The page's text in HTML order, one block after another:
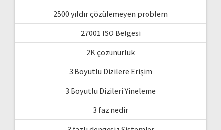
2500 yıldır çözülemeyen problem
27001 ISO Belgesi
2K çözünürlük
3 Boyutlu Dizilere Erişim
3 Boyutlu Dizileri Yineleme
3 faz nedir